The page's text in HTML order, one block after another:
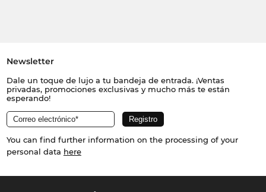
Newsletter
Dale un toque de lujo a tu bandeja de entrada. ¡Ventas
privadas, promociones exclusivas y mucho más te están
esperando!
You can find further information on the processing of your
personal data here